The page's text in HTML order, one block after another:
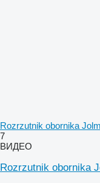
Rozrzutnik obornika
7
ВИДЕО
Rozrzutnik obornika